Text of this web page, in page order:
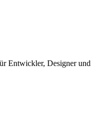
Entwickler, Designer und